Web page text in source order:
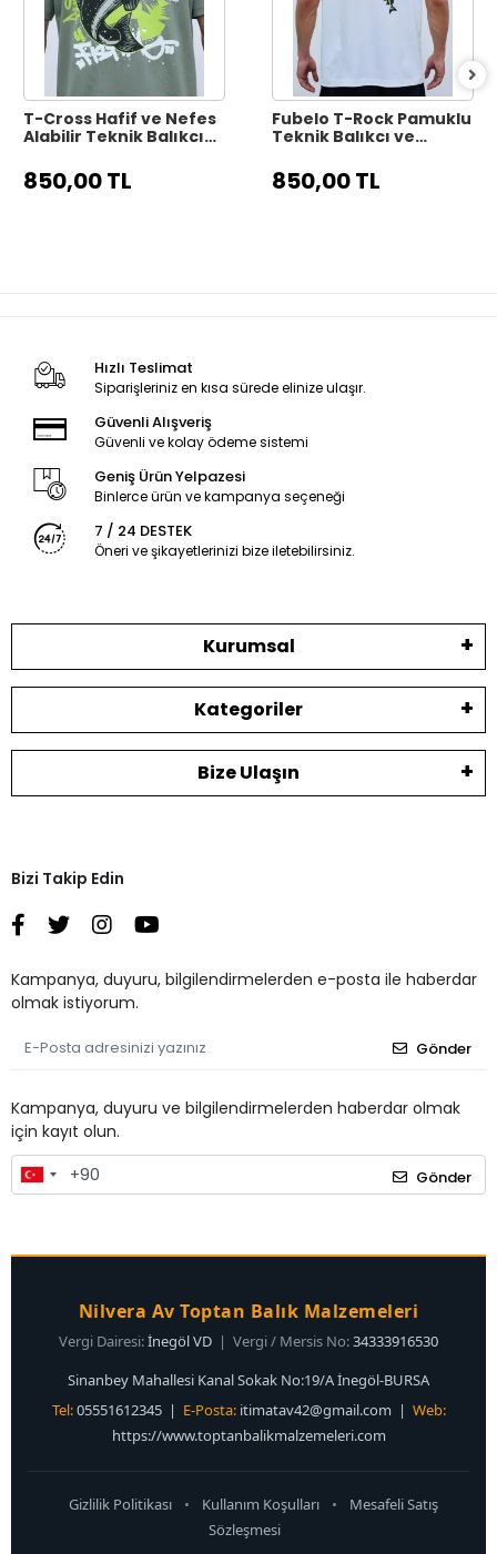
T-Cross Hafif ve Nefes
Alabilir Teknik Balıkçı
850,00 TL
Fubelo T-Rock Pamuklu
Teknik Balıkçı ve
Beyaz
850,00 TL
Hızlı Teslimat
Siparişleriniz en kısa sürede elinize ulaşır.
Güvenli Alışveriş
Güvenli ve kolay ödeme sistemi
Geniş Ürün Yelpazesi
Binlerce ürün ve kampanya seçeneği
7 / 24 DESTEK
Öneri ve şikayetlerinizi bize iletebilirsiniz.
Kurumsal
Kategoriler
Bize Ulaşın
Bizi Takip Edin
Kampanya, duyuru, bilgilendirmelerden e-posta ile haberdar
olmak istiyorum.
Gönder
Kampanya, duyuru ve bilgilendirmelerden haberdar olmak
için kayıt olun.
Gönder
Nilvera Av Toptan Balık Malzemeleri
Vergi Dairesi:İnegöl VD | Vergi / Mersis No:34333916530
Sinanbey Mahallesi Kanal Sokak No:19/A İnegöl-BURSA
Tel:05551612345 | E-Posta: itimatav42@gmail.com | Web:
https://www.toptanbalikmalzemeleri.com
Gizlilik Politikası • Kullanım Koşulları •
Mesafeli Satış
Sözleşmesi